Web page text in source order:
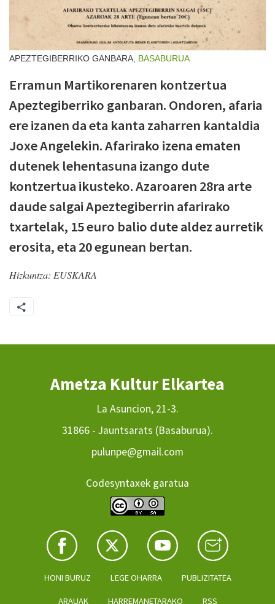
APEZTEGIBERRIKO GANBARA, BASABURUA
Erramun Martikorenaren kontzertua
Apeztegiberriko ganbaran. Ondoren, afaria
ere izanen da eta kanta zaharren kantaldia
Joxe Angelekin. Afarirako izena ematen
dutenek lehentasuna izango dute
kontzertua ikusteko. Azaroaren 28ra arte
daude salgai Apeztegiberrin afarirako
txartelak, 15 euro balio dute aldez aurretik
erosita, eta 20 egunean bertan.
Hizkuntza: EUSKARA
Ametza Kultur Elkartea
La Asuncion, 21-3.
31866 - Jauntsarats (Basaburua).
pulunpe@gmail.com
Codesyntaxek garatua
HONI BURUZ LEGE OHARRA PUBLIZITATEA
ARAUAK HARREMANETARAKO RSS